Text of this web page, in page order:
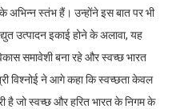
अभिन्न स्तंभ हैं। उन्होंने इस बात पर भी
उत्पादन इकाई होने के अलावा, यह
समावेशी बना रहे और स्वच्छ भारत
विश्नोई ने आगे कहा कि स्वच्छता केवल
है जो स्वच्छ और हरित भारत के निगम के